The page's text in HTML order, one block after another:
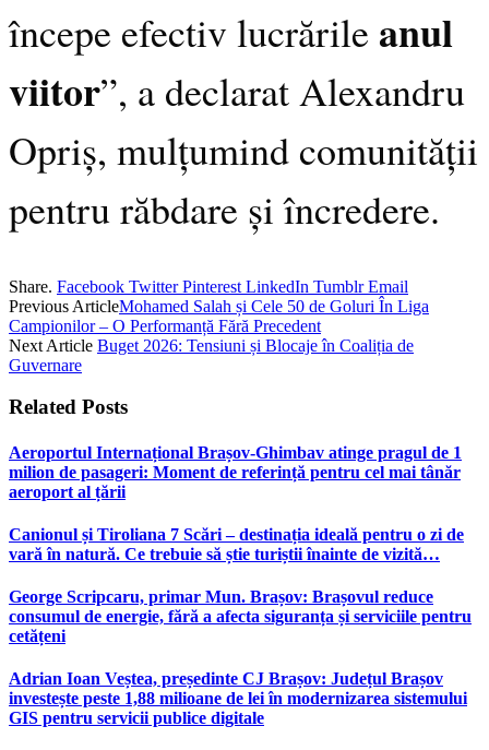
începe efectiv lucrările anul
viitor”, a declarat Alexandru
Opriș, mulțumind comunității
pentru răbdare și încredere.
Share. Facebook Twitter Pinterest LinkedIn Tumblr Email
Previous ArticleMohamed Salah și Cele 50 de Goluri În Liga
Campionilor – O Performanță Fără Precedent
Next Article Buget 2026: Tensiuni și Blocaje în Coaliția de
Guvernare
Related Posts
Aeroportul Internațional Brașov‑Ghimbav atinge pragul de 1
milion de pasageri: Moment de referință pentru cel mai tânăr
aeroport al țării
Canionul și Tiroliana 7 Scări – destinația ideală pentru o zi de
vară în natură. Ce trebuie să știe turiștii înainte de vizită…
George Scripcaru, primar Mun. Brașov: Brașovul reduce
consumul de energie, fără a afecta siguranța și serviciile pentru
cetățeni
Adrian Ioan Veștea, președinte CJ Brașov: Județul Brașov
investește peste 1,88 milioane de lei în modernizarea sistemului
GIS pentru servicii publice digitale